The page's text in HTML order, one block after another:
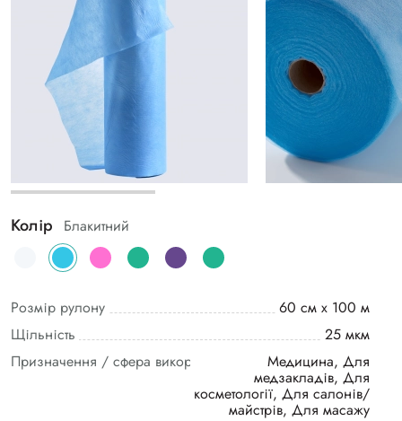
Колір Блакитний
Розмір рулону
60 см х 100 м
Щільність
25 мкм
Призначення / сфера використання
Медицина, Для
медзакладів, Для
косметології, Для салонів/
майстрів, Для масажу